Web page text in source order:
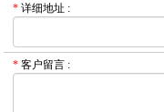
* 详细地址 :
* 客户留言 :